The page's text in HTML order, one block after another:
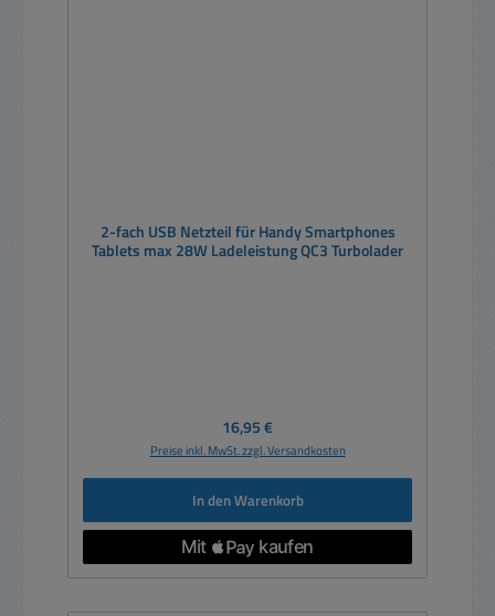
2-fach USB Netzteil für Handy Smartphones
Tablets max 28W Ladeleistung QC3 Turbolader
Regulärer Preis:
16,95 €
Preise inkl. MwSt. zzgl. Versandkosten
In den Warenkorb